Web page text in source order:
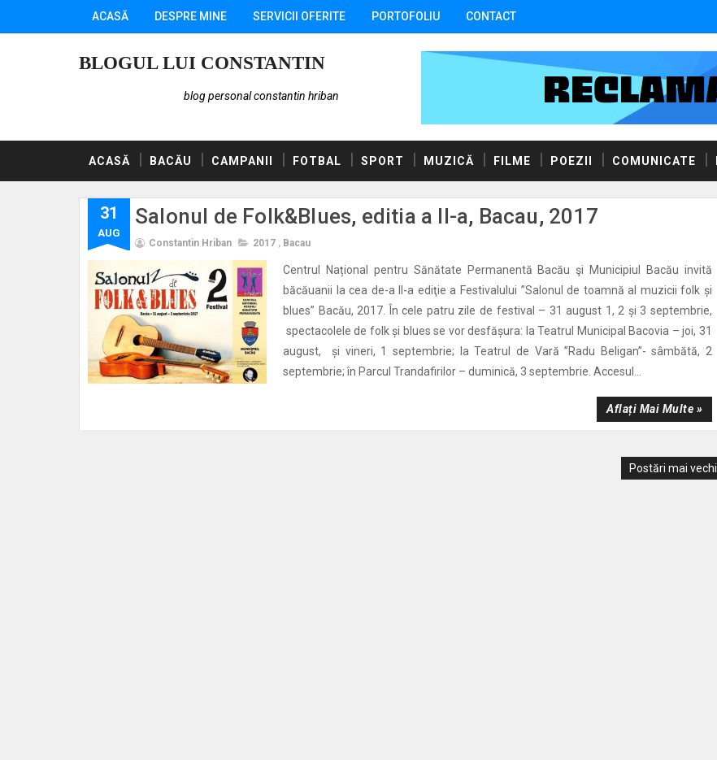
ACASĂ DESPRE MINE SERVICII OFERITE PORTOFOLIU CONTACT
BLOGUL LUI CONSTANTIN
blog personal constantin hriban
ACASĂ BACĂU CAMPANII FOTBAL SPORT MUZICĂ FILME POEZII COMUNICATE
31
AUG
Salonul de Folk&Blues, editia a II-a, Bacau, 2017
Constantin Hriban 2017 , Bacau
Centrul Național pentru Sănătate Permanentă Bacău şi Municipiul Bacău invită
băcăuanii la cea de-a II-a ediţie a Festivalului ”Salonul de toamnă al muzicii folk și
blues” Bacău, 2017. În cele patru zile de festival – 31 august 1, 2 și 3 septembrie,
spectacolele de folk și blues se vor desfășura: la Teatrul Municipal Bacovia – joi, 31
august, și vineri, 1 septembrie; la Teatrul de Vară ”Radu Beligan”- sâmbătă, 2
septembrie; în Parcul Trandafirilor – duminică, 3 septembrie. Accesul...
Aflați Mai Multe »
Postări mai vechi